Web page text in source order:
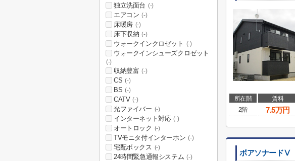
所在階 賃料
2階
7.5万円
ボアソナードⅤ
独立洗面台 (-)
エアコン (-)
床暖房 (-)
床下収納 (-)
ウォークインクロゼット (-)
ウォークインシューズクロゼット
(-)
収納豊富 (-)
CS (-)
BS (-)
CATV (-)
光ファイバー (-)
インターネット対応 (-)
オートロック (-)
TVモニタ付インターホン (-)
宅配ボックス (-)
24時間緊急通報システム (-)